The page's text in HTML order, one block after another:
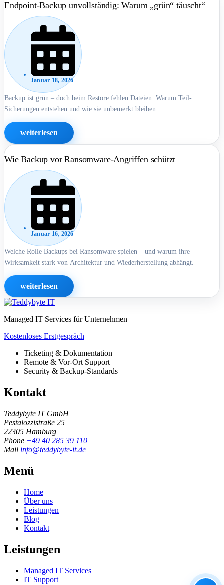
Endpoint-Backup unvollständig: Warum „grün“ täuscht“
Januar 18, 2026
Backup ist grün – doch beim Restore fehlen Dateien. Warum Teil-
Sicherungen entstehen und wie sie unbemerkt bleiben.
weiterlesen
Wie Backup vor Ransomware-Angriffen schützt
Januar 16, 2026
Welche Rolle Backups bei Ransomware spielen – und warum ihre
Wirksamkeit stark von Architektur und Wiederherstellung abhängt.
weiterlesen
Managed IT Services für Unternehmen
Kostenloses Erstgespräch
Ticketing & Dokumentation
Remote & Vor-Ort Support
Security & Backup-Standards
Kontakt
Teddybyte IT GmbH
Pestalozzistraße 25
22305 Hamburg
Phone +49 40 285 39 110
Mail info@teddybyte-it.de
Menü
Home
Über uns
Leistungen
Blog
Kontakt
Leistungen
Managed IT Services
IT Support